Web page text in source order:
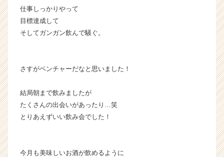
（C
e
r
e
仕事しっかりやって
目標達成して
そしてガンガン飲んで騒ぐ。
さすがベンチャーだなと思いました！
結局朝まで飲みましたが
たくさんの出会いがあったり…笑
とりあえずいい飲み会でした！
今月も美味しいお酒が飲めるように